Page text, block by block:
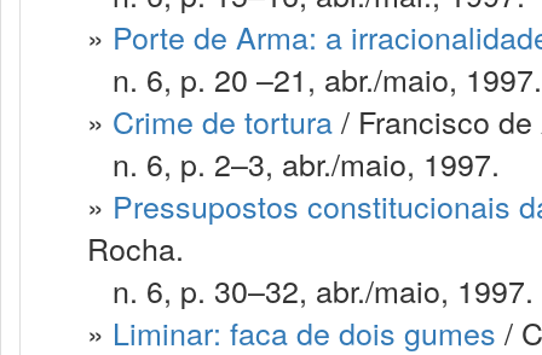
» Porte de Arma: a
n. 6, p. 20 –21, abr./maio, 1997.
» Crime de tortura/ Francisco
n. 6, p. 2–3, abr./maio, 1997.
» Pressupostos constitucionais
Rocha.
n. 6, p. 30–32, abr./maio, 1997.
» Liminar: faca de dois gumes /